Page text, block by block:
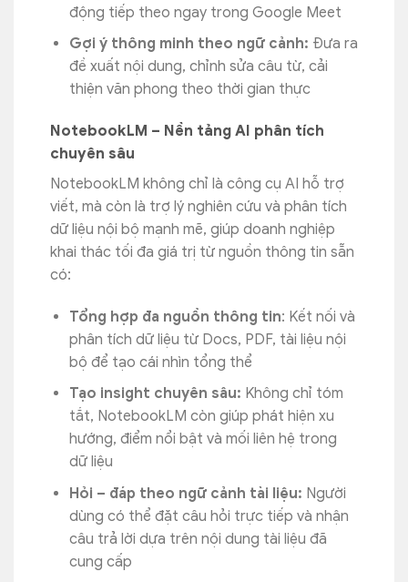
động tiếp theo ngay trong Google Meet
Gợi ý thông minh theo ngữ cảnh: Đưa ra
đề xuất nội dung, chỉnh sửa câu từ, cải
thiện văn phong theo thời gian thực
NotebookLM – Nền tảng AI phân tích
chuyên sâu
NotebookLM không chỉ là công cụ AI hỗ trợ
viết, mà còn là trợ lý nghiên cứu và phân tích
dữ liệu nội bộ mạnh mẽ, giúp doanh nghiệp
khai thác tối đa giá trị từ nguồn thông tin sẵn
có:
Tổng hợp đa nguồn thông tin: Kết nối và
phân tích dữ liệu từ Docs, PDF, tài liệu nội
bộ để tạo cái nhìn tổng thể
Tạo insight chuyên sâu: Không chỉ tóm
tắt, NotebookLM còn giúp phát hiện xu
hướng, điểm nổi bật và mối liên hệ trong
dữ liệu
Hỏi – đáp theo ngữ cảnh tài liệu: Người
dùng có thể đặt câu hỏi trực tiếp và nhận
câu trả lời dựa trên nội dung tài liệu đã
cung cấp